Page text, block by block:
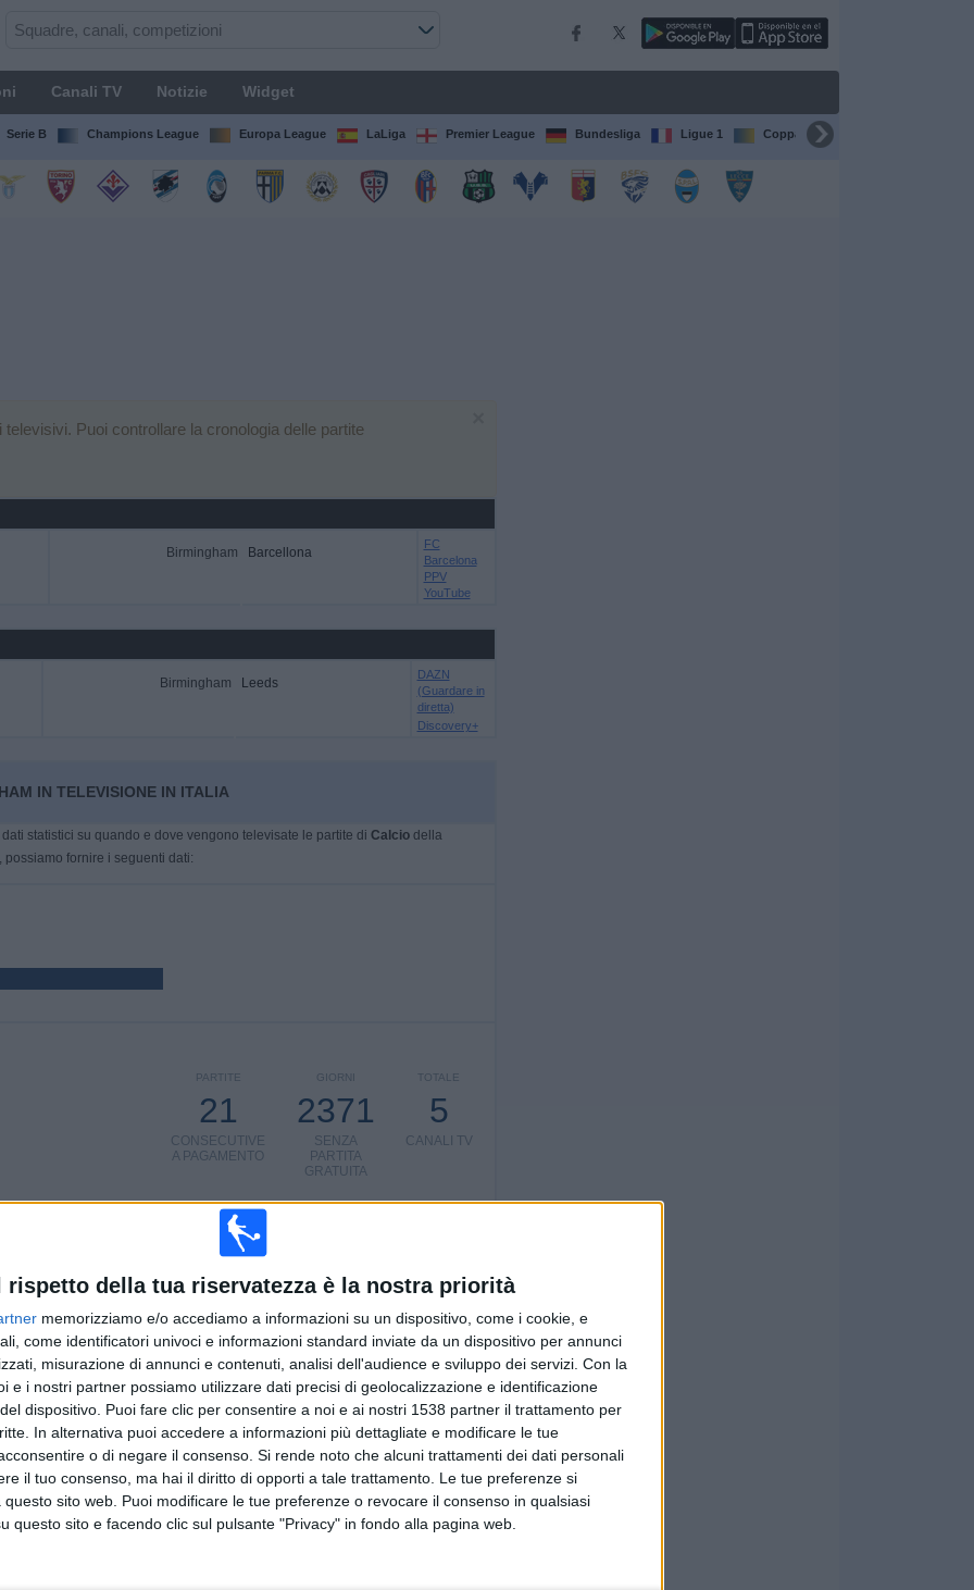
rispetto della tua riservatezza è la nostra priorità
memorizziamo e/o accediamo a informazioni su un dispositivo, come i cookie, e
come identificatori univoci e informazioni standard inviate da un dispositivo per annunci
misurazione di annunci e contenuti, analisi dell'audience e sviluppo dei servizi. Con la
e i nostri partner possiamo utilizzare dati precisi di geolocalizzazione e identificazione
dispositivo. Puoi fare clic per consentire a noi e ai nostri 1538 partner il trattamento per
In alternativa puoi accedere a informazioni più dettagliate e modificare le tue
o di negare il consenso. Si rende noto che alcuni trattamenti dei dati personali
il tuo consenso, ma hai il diritto di opporti a tale trattamento. Le tue preferenze si
sito web. Puoi modificare le tue preferenze o revocare il consenso in qualsiasi
questo sito e facendo clic sul pulsante "Privacy" in fondo alla pagina web.
Canali TV Notizie Widget
Serie B Champions League Europa League LaLiga Premier League Bundesliga Ligue 1 Coppa del Mondo FIFA per club
Puoi controllare la cronologia delle partite
Birmingham Barcellona
FC
Barcelona
PPV
YouTube
Birmingham Leeds
DAZN
(Guardare in
diretta)
Discovery+
IN TELEVISIONE IN ITALIA
statistici su quando e dove vengono televisate le partite di Calciodella
, possiamo fornire i seguenti dati:
TOTALE
5
CANALI TV
GIORNI
2371
SENZA
PARTITA
GRATUITA
PARTITE
21
CONSECUTIVE
A PAGAMENTO
17
AVVERSARI
3
VS West Brom
3
COMPETIZIONI
CLASSIFICA PER COMPETIZIONI
Championship
16 (76,19%)
FA Cup
3 (14,29%)
Amichevole
2 (9,52%)